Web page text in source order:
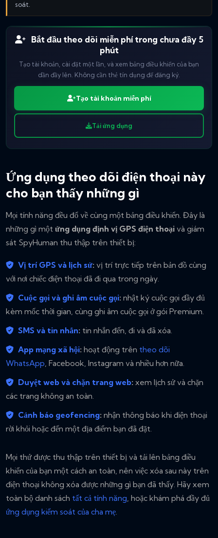
soát.
Bắt đầu theo dõi miễn phí trong chưa đầy 5
phút
Tạo tài khoản, cài đặt một lần, và xem bảng điều khiển của bạn
dần đầy lên. Không cần thẻ tín dụng để đăng ký.
Tạo tài khoản miễn phí
Tải ứng dụng
Ứng dụng theo dõi điện thoại này
cho bạn thấy những gì
Mọi tính năng đều đổ về cùng một bảng điều khiển. Đây là
những gì một ứng dụng định vị GPS điện thoại và giám
sát SpyHuman thu thập trên thiết bị:
Vị trí GPS và lịch sử: vị trí trực tiếp trên bản đồ cùng
với nơi chiếc điện thoại đã đi qua trong ngày.
Cuộc gọi và ghi âm cuộc gọi: nhật ký cuộc gọi đầy đủ
kèm mốc thời gian, cùng ghi âm cuộc gọi ở gói Premium.
SMS và tin nhắn: tin nhắn đến, đi và đã xóa.
App mạng xã hội: hoạt động trên theo dõi
WhatsApp, Facebook, Instagram và nhiều hơn nữa.
Duyệt web và chặn trang web: xem lịch sử và chặn
các trang không an toàn.
Cảnh báo geofencing: nhận thông báo khi điện thoại
rời khỏi hoặc đến một địa điểm bạn đã đặt.
Mọi thứ được thu thập trên thiết bị và tải lên bảng điều
khiển của bạn một cách an toàn, nên việc xóa sau này trên
điện thoại không xóa được những gì bạn đã thấy. Hãy xem
toàn bộ danh sách tất cả tính năng, hoặc khám phá đầy đủ
ứng dụng kiểm soát của cha mẹ.